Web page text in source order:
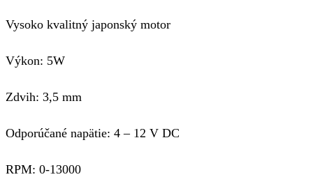
Vysoko kvalitný japonský motor
Výkon: 5W
Zdvih: 3,5 mm
Odporúčané napätie: 4 – 12 V DC
RPM: 0-13000